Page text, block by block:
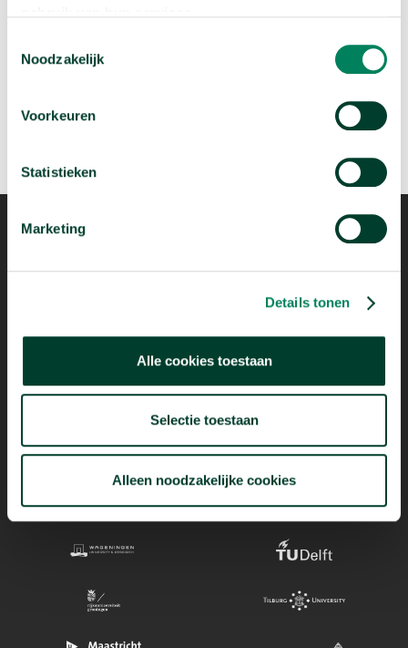
Noodzakelijk
Voorkeuren
Statistieken
Marketing
Details tonen
Alle cookies toestaan
Selectie toestaan
Alleen noodzakelijke cookies
Mogelijk dankzij